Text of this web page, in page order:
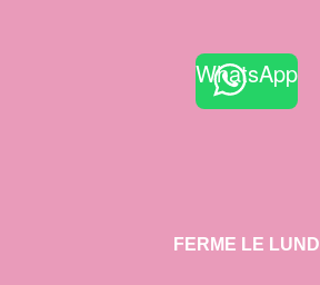
WhatsApp
FERME LE LUNDI